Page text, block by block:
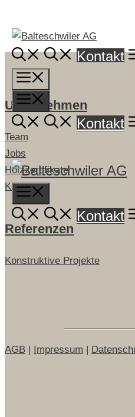
zum
Inhalt
Kontakt
Menü
Kontakt
Kontakt
Unternehmen
Team
Jobs
Holzzertifikate
Kontakt
Referenzen
Konstruktive Projekte
AGB | Impressum |